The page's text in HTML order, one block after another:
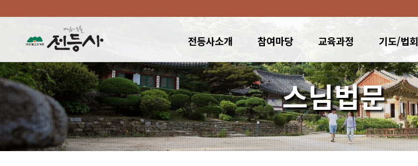
전등사소개 참여마당 교육과정 기도/법회
스님법문